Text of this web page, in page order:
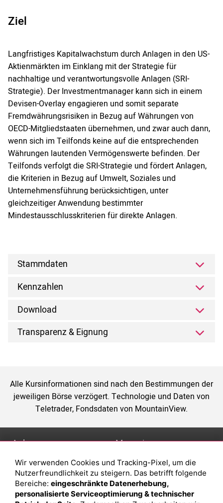
Ziel
Langfristiges Kapitalwachstum durch Anlagen in den US-
Aktienmärkten im Einklang mit der Strategie für
nachhaltige und verantwortungsvolle Anlagen (SRI-
Strategie). Der Investmentmanager kann sich in einem
Devisen-Overlay engagieren und somit separate
Fremdwährungsrisiken in Bezug auf Währungen von
OECD-Mitgliedstaaten übernehmen, und zwar auch dann,
wenn sich im Teilfonds keine auf die entsprechenden
Währungen lautenden Vermögenswerte befinden. Der
Teilfonds verfolgt die SRI-Strategie und fördert Anlagen,
die Kriterien in Bezug auf Umwelt, Soziales und
Unternehmensführung berücksichtigen, unter
gleichzeitiger Anwendung bestimmter
Mindestausschlusskriterien für direkte Anlagen.
Stammdaten
Kennzahlen
Download
Transparenz & Eignung
Alle Kursinformationen sind nach den Bestimmungen der
jeweiligen Börse verzögert. Technologie und Daten von
Teletrader, Fondsdaten von MountainView.
Anlage
Depot eröffnen
Depot vergleichen
Junior Depot
Magazin
Was sind sind ETFs?
Sparplan Vorteile
Was ist ein Fonds?
Wir verwenden Cookies und Tracking-Pixel, um die
Nutzerfreundlichkeit zu steigern. Das betrifft folgende
Bereiche: eingeschränkte Datenerhebung,
personalisierte Serviceoptimierung & technischer